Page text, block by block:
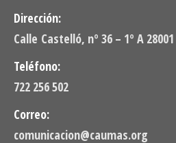
Dirección:
Calle Castelló, nº 36 – 1º A
Teléfono:
722 256 502
Correo:
comunicacion@caumas.org